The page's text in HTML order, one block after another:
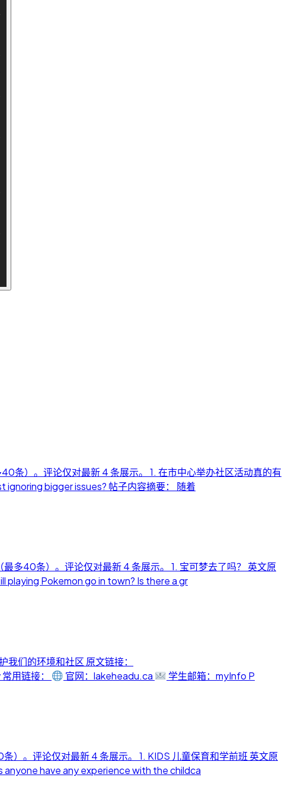
）。评论仅对最新 4 条展示。 1. 在市中心举办社区活动真的有
bigger issues? 帖子内容摘要： 随着
40条）。评论仅对最新 4 条展示。 1. 宝可梦去了吗？ 英文原
playing Pokemon go in town? Is there a gr
们的环境和社区 原文链接：
用链接：
官网：lakeheadu.ca 学生邮箱：myInfo P
。评论仅对最新 4 条展示。 1. KIDS 儿童保育和学前班 英文原
anyone have any experience with the childca